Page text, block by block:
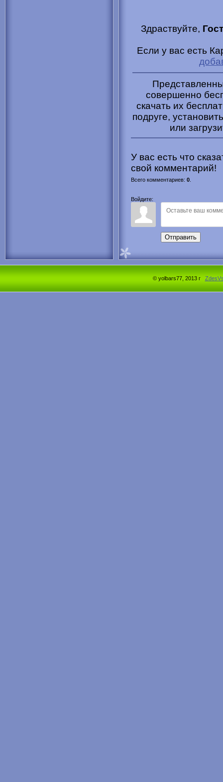
Здраствуйте,
Если у вас есть
совершенно
скачать их
подруге,
или
У вас есть что
свой комментарий!
Всего комментариев: 0
Войдите:
Отправить
© yolbars77, 2013 г